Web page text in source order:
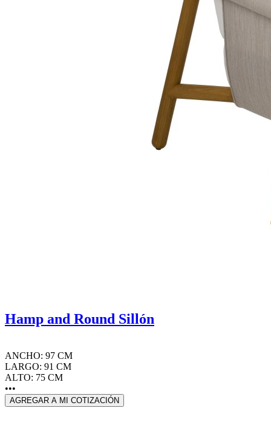
Hamp and Round Sillón
ANCHO: 97 CM
LARGO: 91 CM
ALTO: 75 CM
•••
AGREGAR A MI COTIZACIÓN